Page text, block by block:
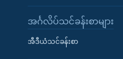
အင်္ဂလိပ်သင်ခန်းစာများ
အီဒီယံသင်ခန်းစာ